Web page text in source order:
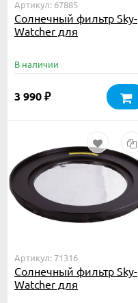
Артикул: 67885
Солнечный фильтр Sky-
Watcher для
В наличии
3 990 ₽
Артикул: 71316
Солнечный фильтр Sky-
Watcher для